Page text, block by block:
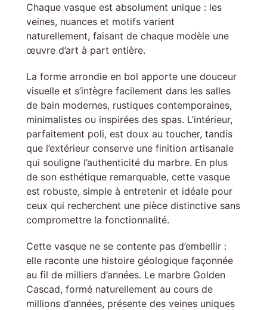
Chaque vasque est absolument unique : les
veines, nuances et motifs varient
naturellement, faisant de chaque modèle une
œuvre d’art à part entière.
La forme arrondie en bol apporte une douceur
visuelle et s’intègre facilement dans les salles
de bain modernes, rustiques contemporaines,
minimalistes ou inspirées des spas. L’intérieur,
parfaitement poli, est doux au toucher, tandis
que l’extérieur conserve une finition artisanale
qui souligne l’authenticité du marbre. En plus
de son esthétique remarquable, cette vasque
est robuste, simple à entretenir et idéale pour
ceux qui recherchent une pièce distinctive sans
compromettre la fonctionnalité.
Cette vasque ne se contente pas d’embellir :
elle raconte une histoire géologique façonnée
au fil de milliers d’années. Le marbre Golden
Cascad, formé naturellement au cours de
millions d’années, présente des veines uniques